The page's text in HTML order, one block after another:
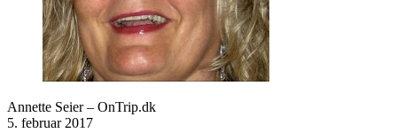
Annette Seier – OnTrip.dk
5. februar 2017